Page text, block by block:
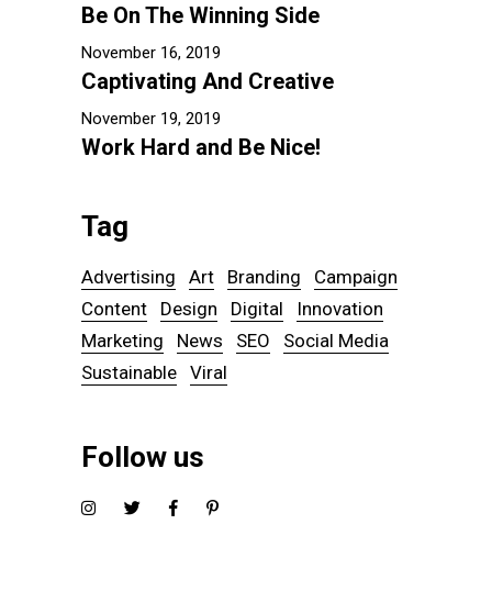
Be On The Winning Side
November 16, 2019
Captivating And Creative
November 19, 2019
Work Hard and Be Nice!
Tag
Advertising Art Branding
Campaign
Content
Design Digital
Innovation
Marketing
News SEO
Social Media
Sustainable Viral
Follow us